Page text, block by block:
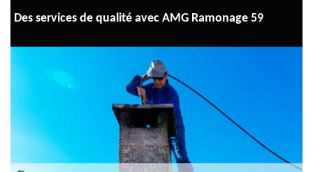
Des services de qualité avec AMG Ramonage 59